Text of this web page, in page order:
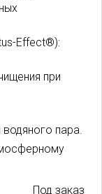
Effect®):
при
пара.
Под заказ